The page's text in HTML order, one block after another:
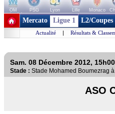
OM PSG Lyon Lille Monaco
+ de clubs
Mercato Ligue 1 L2/Coupes
Actualité | Résultats &
Sam. 08 Décembre 2012,
Stade : Stade Mohamed Boumezrag
ASO